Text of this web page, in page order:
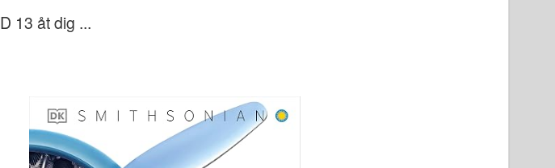
13 åt dig ...